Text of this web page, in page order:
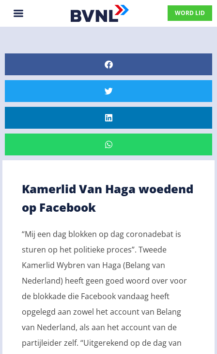
WORD LID
Kamerlid Van Haga woedend
op Facebook
“Mij een dag blokken op dag coronadebat is
sturen op het politieke proces”. Tweede
Kamerlid Wybren van Haga (Belang van
Nederland) heeft geen goed woord over voor
de blokkade die Facebook vandaag heeft
opgelegd aan zowel het account van Belang
van Nederland, als aan het account van de
partijleider zelf. “Uitgerekend op de dag van